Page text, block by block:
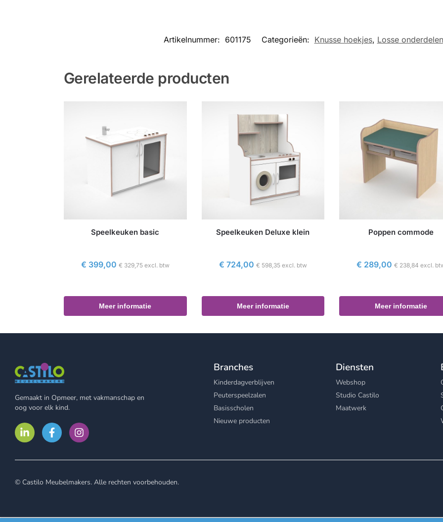
Artikelnummer: 601175 Categorieën: Knusse hoekjes, Losse onderdelen
Gerelateerde producten
Speelkeuken basic
€ 399,00 € 329,75excl. btw
Meer informatie
Speelkeuken Deluxe klein
€ 724,00 € 598,35excl. btw
Meer informatie
Poppen commode
€ 289,00 € 238,84 excl.
Meer informatie
Gemaakt in Opmeer, met vakmanschap en
oog voor elk kind.
Branches
Kinderdagverblijven
Peuterspeelzalen
Basisscholen
Nieuwe producten
Diensten
Webshop
Studio Castilo
Maatwerk
© Castilo Meubelmakers. Alle rechten voorbehouden.